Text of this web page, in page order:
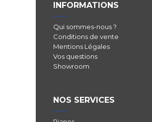
INFORMATIONS
Qui sommes-nous ?
Conditions de vente
Mentions Légales
Vos questions
Showroom
NOS SERVICES